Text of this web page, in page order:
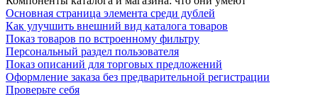
Основная страница элемента среди дублей
Как улучшить внешний вид каталога товаров
Показ товаров по встроенному фильтру
Персональный раздел пользователя
Показ описаний для торговых предложений
Оформление заказа без предварительной регистрации
Проверьте себя